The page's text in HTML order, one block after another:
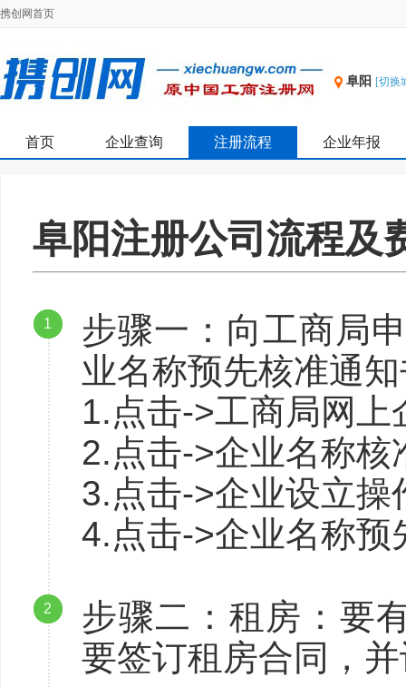
携创网首页
阜阳 [切换
首页 企业查询 注册流程 企业年报
阜阳注册公司流程及
1
步骤一：向工商局
业名称预先核准通
1.点击->工商局网
2.点击->企业名称核
3.点击->企业设立操
4.点击->企业名称预
2
步骤二：租房：要
要签订租房合同，